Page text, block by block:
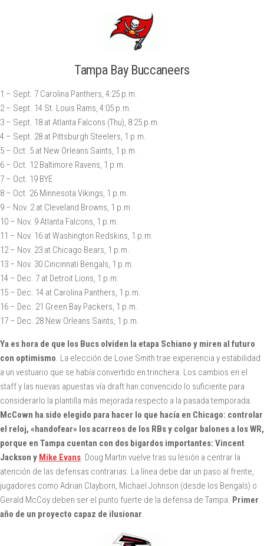
Tampa Bay Buccaneers
1 – Sept. 7 Carolina Panthers, 4:25 p.m.
2 – Sept. 14 St. Louis Rams, 4:05 p.m.
3 – Sept. 18 at Atlanta Falcons (Thu), 8:25 p.m.
4 – Sept. 28 at Pittsburgh Steelers, 1 p.m.
5 – Oct. 5 at New Orleans Saints, 1 p.m.
6 – Oct. 12 Baltimore Ravens, 1 p.m.
7 – Oct. 19 BYE
8 – Oct. 26 Minnesota Vikings, 1 p.m.
9 – Nov. 2 at Cleveland Browns, 1 p.m.
10 – Nov. 9 Atlanta Falcons, 1 p.m.
11 – Nov. 16 at Washington Redskins, 1 p.m.
12 – Nov. 23 at Chicago Bears, 1 p.m.
13 – Nov. 30 Cincinnati Bengals, 1 p.m.
14 – Dec. 7 at Detroit Lions, 1 p.m.
15 – Dec. 14 at Carolina Panthers, 1 p.m.
16 – Dec. 21 Green Bay Packers, 1 p.m.
17 – Dec. 28 New Orleans Saints, 1 p.m.
Ya es hora de que los Bucs olviden la etapa Schiano y miren al futuro
con optimismo. La elección de Lovie Smith trae experiencia y estabilidad
a un vestuario que se había convertido en trinchera. Los cambios en el
staff y las nuevas apuestas vía draft han convencido lo suficiente para
considerarlo la plantilla más mejorada respecto a la pasada temporada.
McCown ha sido elegido para hacer lo que hacía en Chicago: controlar
el reloj, «handofear» los acarreos de los RBs y colgar balones a los WR,
porque en Tampa cuentan con dos bigardos importantes: Vincent
Jackson y Mike Evans. Doug Martin vuelve tras su lesión a centrar la
atención de las defensas contrarias. La línea debe dar un paso al frente,
jugadores como Adrian Clayborn, Michael Johnson (desde los Bengals) o
Gerald McCoy deben ser el punto fuerte de la defensa de Tampa. Primer
año de un proyecto capaz de ilusionar.